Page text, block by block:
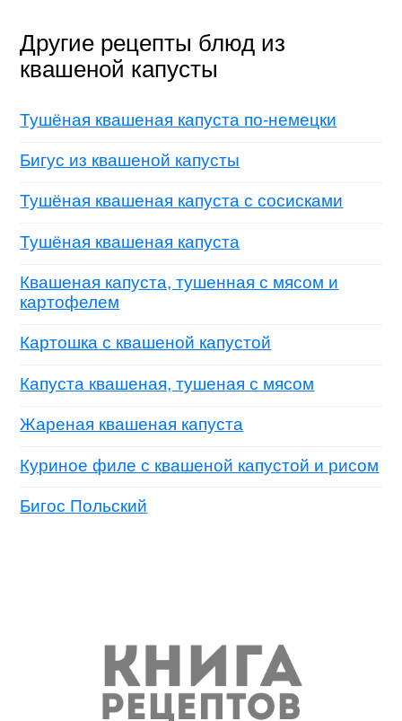
Другие рецепты блюд из
квашеной капусты
Тушёная квашеная капуста по-немецки
Бигус из квашеной капусты
Тушёная квашеная капуста с сосисками
Тушёная квашеная капуста
Квашеная капуста, тушенная с мясом и
картофелем
Картошка с квашеной капустой
Капуста квашеная, тушеная с мясом
Жареная квашеная капуста
Куриное филе с квашеной капустой и рисом
Бигос Польский